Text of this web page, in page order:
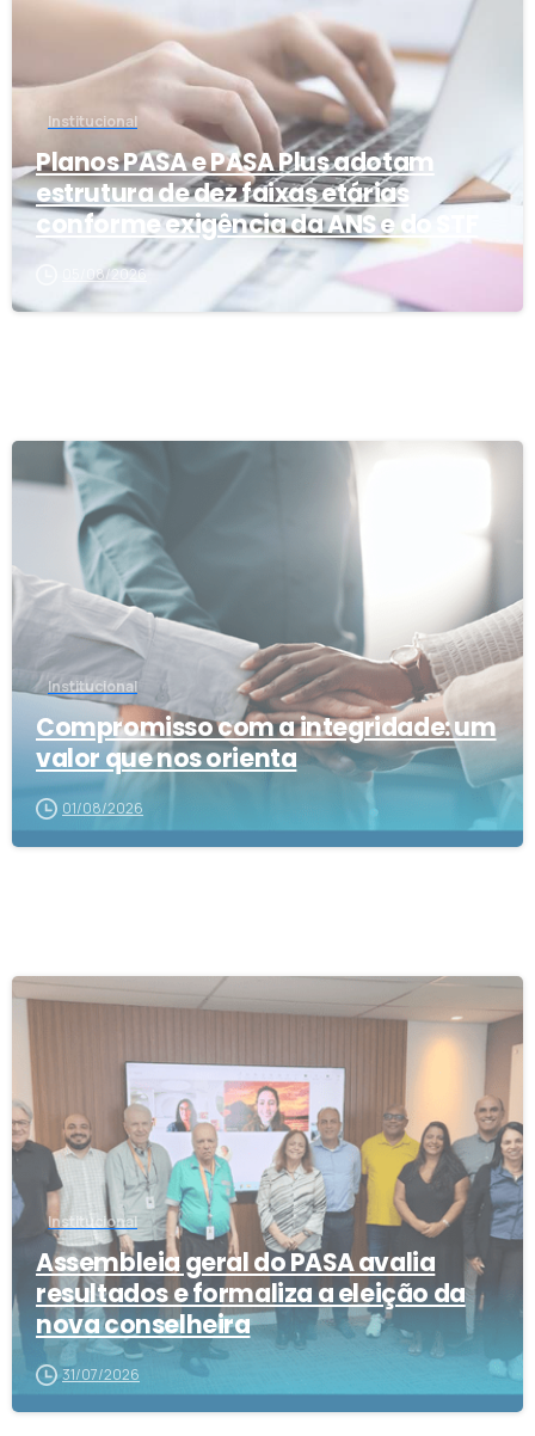
Institucional
Planos PASA e PASA Plus adotam
estrutura de dez faixas etárias
conforme exigência da ANS e do STF
05/08/2026
Institucional
Compromisso com a integridade: um
valor que nos orienta
01/08/2026
1
Institucional
Assembleia geral do PASA avalia
resultados e formaliza a eleição da
nova conselheira
31/07/2026